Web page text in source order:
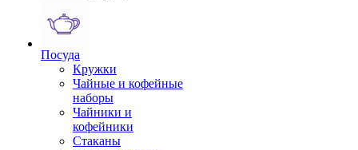
Посуда
Кружки
Чайные и кофейные
наборы
Чайники и
кофейники
Стаканы